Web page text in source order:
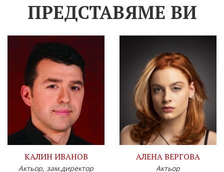
ПРЕДСТАВЯМЕ ВИ
КАЛИН ИВАНОВ
Актьор, зам.директор
АЛЕНА ВЕРГОВА
Актьор